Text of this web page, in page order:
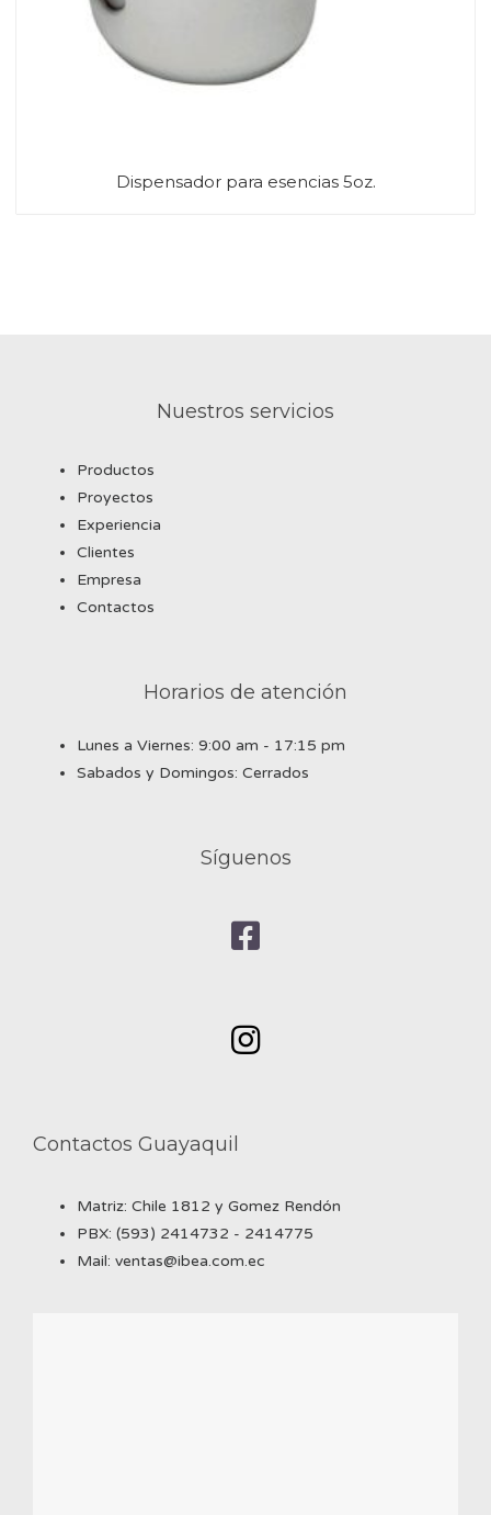
Dispensador para esencias 5oz.
Nuestros servicios
Productos
Proyectos
Experiencia
Clientes
Empresa
Contactos
Horarios de atención
Lunes a Viernes: 9:00 am - 17:15 pm
Sabados y Domingos: Cerrados
Síguenos
Contactos Guayaquil
Matriz: Chile 1812 y Gomez Rendón
PBX: (593) 2414732 - 2414775
Mail: ventas@ibea.com.ec